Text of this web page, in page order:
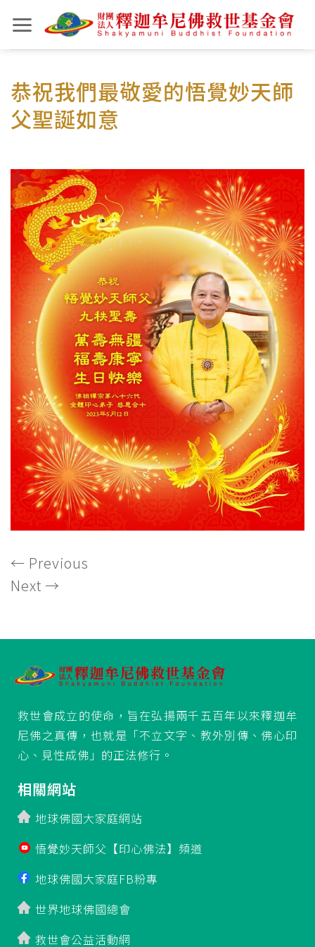
to
content
恭祝我們最敬愛的悟覺妙天師
父聖誕如意
← Previous
Next →
救世會成立的使命，旨在弘揚兩千五百年以來釋迦牟
尼佛之真傳，也就是「不立文字、教外別傳、佛心印
心、見性成佛」的正法修行。
相關網站
地球佛國大家庭網站
悟覺妙天師父【印心佛法】頻道
地球佛國大家庭FB粉專
世界地球佛國總會
救世會公益活動網